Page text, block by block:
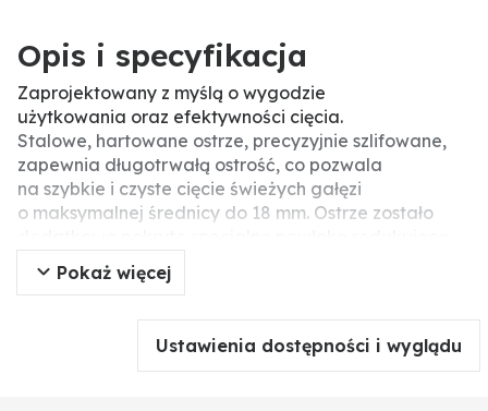
Opis i specyfikacja
Zaprojektowany z myślą o wygodzie
użytkowania oraz efektywności cięcia.
Stalowe, hartowane ostrze, precyzyjnie szlifowane,
zapewnia długotrwałą ostrość, co pozwala
na szybkie i czyste cięcie świeżych gałęzi
o maksymalnej średnicy do 18 mm. Ostrze zostało
tarcie, co zwiększa wydajność pracy i
zapewnia odporność na korozję. Co więcej, trwała
dłoni, co sprawia, że sekator jest wygodny nawet
przy długotrwałym użytkowaniu.
Pokaż więcej
Ustawienia dostępności i wyglądu